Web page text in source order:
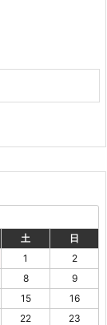
土
日
1
2
8
9
15
16
22
23